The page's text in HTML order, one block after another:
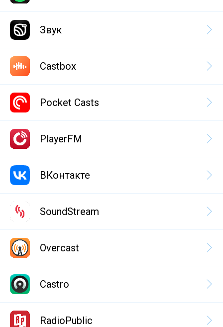
Звук
Castbox
Pocket Casts
PlayerFM
ВКонтакте
SoundStream
Overcast
Castro
RadioPublic